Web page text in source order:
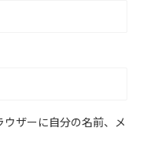
ザーに自分の名前、メ